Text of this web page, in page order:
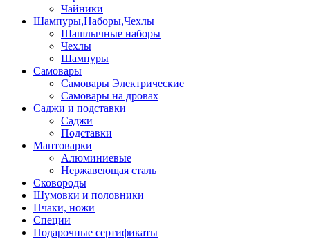
Чайники
Шампуры,Наборы,Чехлы
Шашлычные наборы
Чехлы
Шампуры
Самовары
Самовары Электрические
Самовары на дровах
Саджи и подставки
Саджи
Подставки
Мантоварки
Алюминиевые
Нержавеющая сталь
Сковороды
Шумовки и половники
Пчаки, ножи
Специи
Подарочные сертификаты